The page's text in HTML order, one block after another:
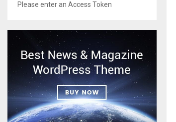
Please enter an Access Token